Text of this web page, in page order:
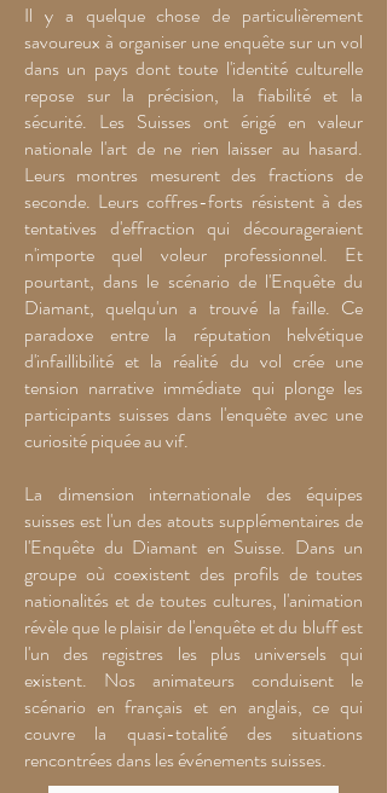
Il y a quelque chose de particulièrement
savoureux à organiser une enquête sur un vol
dans un pays dont toute l'identité culturelle
repose sur la précision, la fiabilité et la
sécurité. Les Suisses ont érigé en valeur
nationale l'art de ne rien laisser au hasard.
Leurs montres mesurent des fractions de
seconde. Leurs coffres-forts résistent à des
tentatives d'effraction qui décourageraient
n'importe quel voleur professionnel. Et
pourtant, dans le scénario de l'Enquête du
Diamant, quelqu'un a trouvé la faille. Ce
paradoxe entre la réputation helvétique
d'infaillibilité et la réalité du vol crée une
tension narrative immédiate qui plonge les
participants suisses dans l'enquête avec une
curiosité piquée au vif.
La dimension internationale des équipes
suisses est l'un des atouts supplémentaires de
l'Enquête du Diamant en Suisse. Dans un
groupe où coexistent des profils de toutes
nationalités et de toutes cultures, l'animation
révèle que le plaisir de l'enquête et du bluff est
l'un des registres les plus universels qui
existent. Nos animateurs conduisent le
scénario en français et en anglais, ce qui
couvre la quasi-totalité des situations
rencontrées dans les événements suisses.